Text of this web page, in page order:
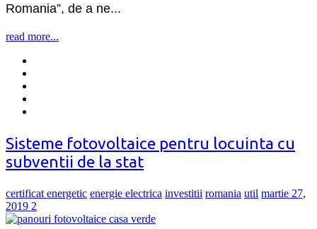
Romania”, de a ne...
read more...
Sisteme fotovoltaice pentru locuinta cu
subventii de la stat
certificat energetic energie electrica investitii romania util martie 27,
2019 2